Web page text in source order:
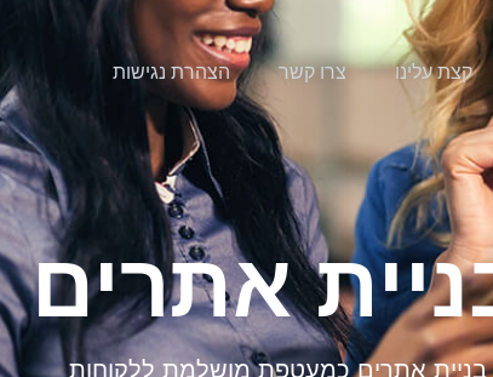
קצת עלינו צרו קשר הצהרת נגישות
אתרים
בניית אתרים כמעטפת מושלמת ללקוחות